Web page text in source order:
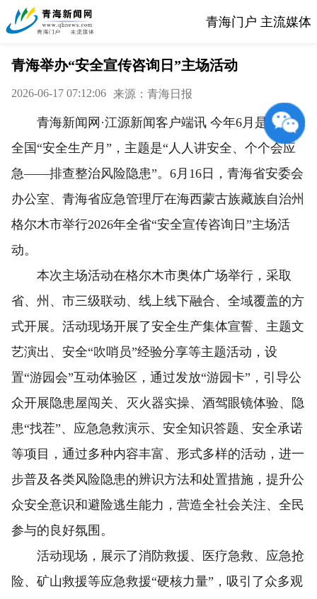
青海门户 主流媒体
青海举办“安全宣传咨询日”主场活动
2026-06-17 07:12:06 来源：青海日报
青海新闻网·江源新闻客户端讯 今年6月是第25个
全国“安全生产月”，主题是“人人讲安全、个个会应
急——排查整治风险隐患”。6月16日，青海省安委会
办公室、青海省应急管理厅在海西蒙古族藏族自治州
格尔木市举行2026年全省“安全宣传咨询日”主场活
动。
本次主场活动在格尔木市奥体广场举行，采取
省、州、市三级联动、线上线下融合、全域覆盖的方
式开展。活动现场开展了安全生产集体宣誓、主题文
艺演出、安全“吹哨员”经验分享等主题活动，设
置“游园会”互动体验区，通过发放“游园卡”，引导公
众开展隐患屋闯关、灭火器实操、酒驾眼镜体验、隐
患“找茬”、应急急救演示、安全知识答题、安全承诺
等项目，通过多种内容丰富、形式多样的活动，进一
步普及各类风险隐患的辨识方法和处置措施，提升公
众安全意识和避险逃生能力，营造全社会关注、全民
参与的良好氛围。
活动现场，展示了消防救援、医疗急救、应急抢
险、矿山救援等应急救援“硬核力量”，吸引了众多观